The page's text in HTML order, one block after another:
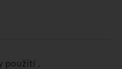
použití